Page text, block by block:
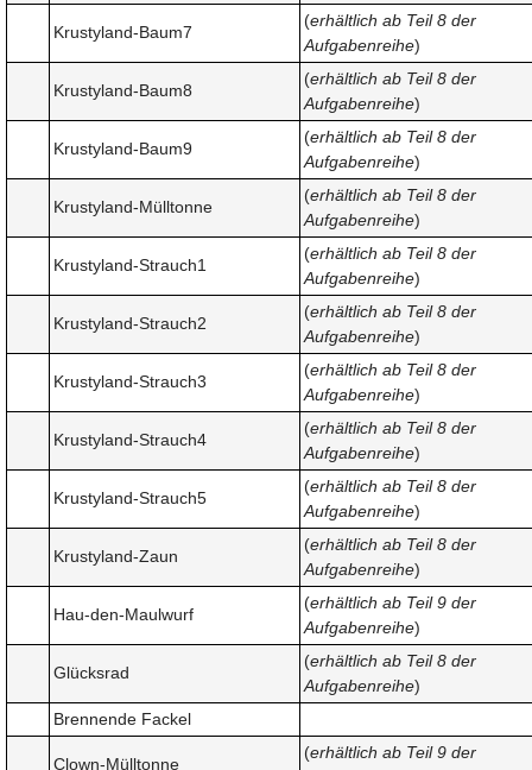
Krustyland-Baum7
(erhältlich ab Teil 8 der
Aufgabenreihe)
Krustyland-Baum8
(erhältlich ab Teil 8 der
Aufgabenreihe)
Krustyland-Baum9
(erhältlich ab Teil 8 der
Aufgabenreihe)
Krustyland-Mülltonne
(erhältlich ab Teil 8 der
Aufgabenreihe)
Krustyland-Strauch1
(erhältlich ab Teil 8 der
Aufgabenreihe)
Krustyland-Strauch2
(erhältlich ab Teil 8 der
Aufgabenreihe)
Krustyland-Strauch3
(erhältlich ab Teil 8 der
Aufgabenreihe)
Krustyland-Strauch4
(erhältlich ab Teil 8 der
Aufgabenreihe)
Krustyland-Strauch5
(erhältlich ab Teil 8 der
Aufgabenreihe)
Krustyland-Zaun
(erhältlich ab Teil 8 der
Aufgabenreihe)
Hau-den-Maulwurf
(erhältlich ab Teil 9 der
Aufgabenreihe)
Glücksrad
(erhältlich ab Teil 8 der
Aufgabenreihe)
Brennende Fackel
Clown-Mülltonne
(erhältlich ab Teil 9 der